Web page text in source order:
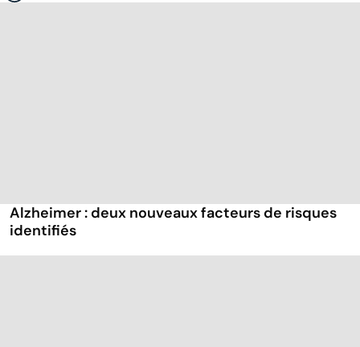
Alzheimer : deux nouveaux facteurs de risques
identifiés